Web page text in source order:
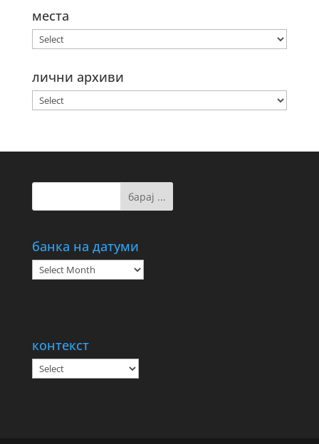
места
лични архиви
банка на датуми
банка
на
контекст